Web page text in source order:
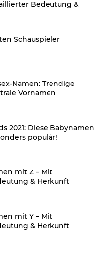
Bedeutung &
Schauspieler
Namen: Trendige
Vornamen
2021: Diese Babynamen
populär!
mit Z – Mit
& Herkunft
mit Y – Mit
& Herkunft